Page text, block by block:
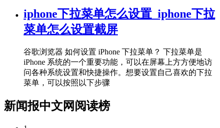
iphone下拉菜单怎么设置_iphone下拉
菜单怎么设置截屏
谷歌浏览器 如何设置 iPhone 下拉菜单？ 下拉菜单是
iPhone 系统的一个重要功能，可以在屏幕上方方便地访
问各种系统设置和快捷操作。想要设置自己喜欢的下拉
菜单，可以按照以下步骤
新闻报中文网阅读榜